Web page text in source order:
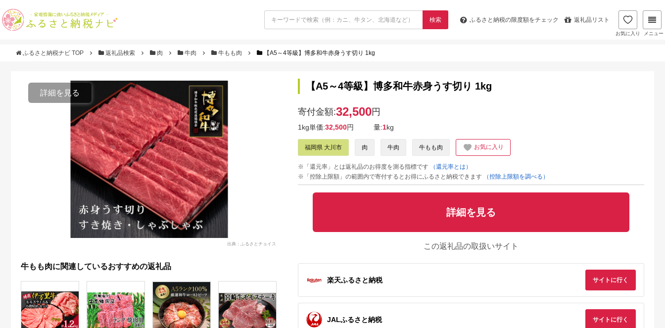
検索 ふるさと納税の限度額をチェック 返礼品リスト
お気に入り メニュー
ふるさと納税ナビ TOP 返礼品検索 肉 牛肉 牛もも肉 【A5～4等級】博多和牛赤身うす切り 1kg
詳細を見る
出典：ふるさとチョイス
牛もも肉に関連しているおすすめの返礼品
【A5～4等級】博多和牛赤身うす切り 1kg
寄付金額:32,500円
1kg単価:32,500円 量:1kg
福岡県 大川市 肉 牛肉 牛もも肉 お気に入り
※「還元率」とは返礼品のお得度を測る指標です
（還元率とは）
※「控除上限額」の範囲内で寄付するとお得にふるさと納税できます
（控除上限額を調べる）
詳細を見る
この返礼品の取扱いサイト
楽天ふるさと納税 サイトに行く
JALふるさと納税 サイトに行く